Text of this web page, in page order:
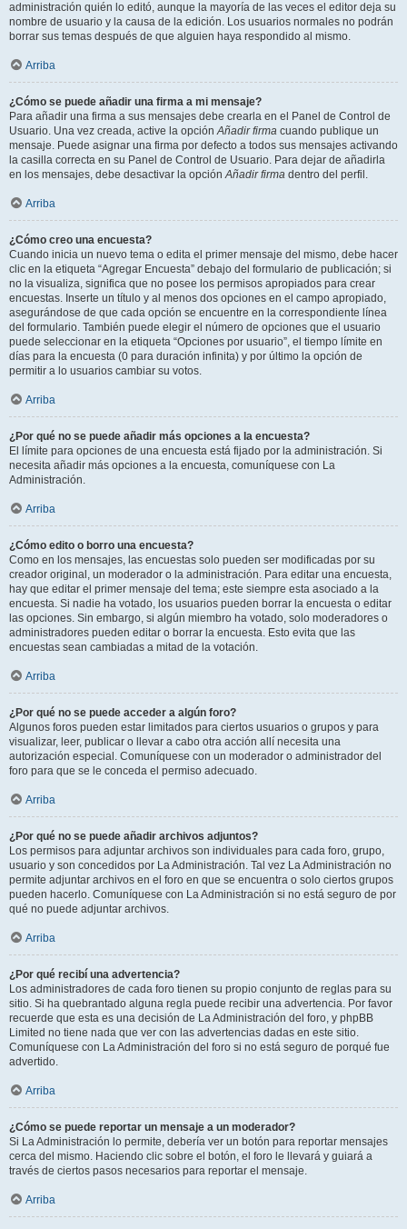
administración quién lo editó, aunque la mayoría de las veces el editor deja su
nombre de usuario y la causa de la edición. Los usuarios normales no podrán
borrar sus temas después de que alguien haya respondido al mismo.
Arriba
¿Cómo se puede añadir una firma a mi mensaje?
Para añadir una firma a sus mensajes debe crearla en el Panel de Control de
Usuario. Una vez creada, active la opciónAñadir firma cuando publique un
mensaje. Puede asignar una firma por defecto a todos sus mensajes activando
la casilla correcta en su Panel de Control de Usuario. Para dejar de añadirla
en los mensajes, debe desactivar la opciónAñadir firma dentro del perfil.
Arriba
¿Cómo creo una encuesta?
Cuando inicia un nuevo tema o edita el primer mensaje del mismo, debe hacer
clic en la etiqueta “Agregar Encuesta” debajo del formulario de publicación; si
no la visualiza, significa que no posee los permisos apropiados para crear
encuestas. Inserte un título y al menos dos opciones en el campo apropiado,
asegurándose de que cada opción se encuentre en la correspondiente línea
del formulario. También puede elegir el número de opciones que el usuario
puede seleccionar en la etiqueta “Opciones por usuario”, el tiempo límite en
días para la encuesta (0 para duración infinita) y por último la opción de
permitir a lo usuarios cambiar su votos.
Arriba
¿Por qué no se puede añadir más opciones a la encuesta?
El límite para opciones de una encuesta está fijado por la administración. Si
necesita añadir más opciones a la encuesta, comuníquese con La
Administración.
Arriba
¿Cómo edito o borro una encuesta?
Como en los mensajes, las encuestas solo pueden ser modificadas por su
creador original, un moderador o la administración. Para editar una encuesta,
hay que editar el primer mensaje del tema; este siempre esta asociado a la
encuesta. Si nadie ha votado, los usuarios pueden borrar la encuesta o editar
las opciones. Sin embargo, si algún miembro ha votado, solo moderadores o
administradores pueden editar o borrar la encuesta. Esto evita que las
encuestas sean cambiadas a mitad de la votación.
Arriba
¿Por qué no se puede acceder a algún foro?
Algunos foros pueden estar limitados para ciertos usuarios o grupos y para
visualizar, leer, publicar o llevar a cabo otra acción allí necesita una
autorización especial. Comuníquese con un moderador o administrador del
foro para que se le conceda el permiso adecuado.
Arriba
¿Por qué no se puede añadir archivos adjuntos?
Los permisos para adjuntar archivos son individuales para cada foro, grupo,
usuario y son concedidos por La Administración. Tal vez La Administración no
permite adjuntar archivos en el foro en que se encuentra o solo ciertos grupos
pueden hacerlo. Comuníquese con La Administración si no está seguro de por
qué no puede adjuntar archivos.
Arriba
¿Por qué recibí una advertencia?
Los administradores de cada foro tienen su propio conjunto de reglas para su
sitio. Si ha quebrantado alguna regla puede recibir una advertencia. Por favor
recuerde que esta es una decisión de La Administración del foro, y phpBB
Limited no tiene nada que ver con las advertencias dadas en este sitio.
Comuníquese con La Administración del foro si no está seguro de porqué fue
advertido.
Arriba
¿Cómo se puede reportar un mensaje a un moderador?
Si La Administración lo permite, debería ver un botón para reportar mensajes
cerca del mismo. Haciendo clic sobre el botón, el foro le llevará y guiará a
través de ciertos pasos necesarios para reportar el mensaje.
Arriba